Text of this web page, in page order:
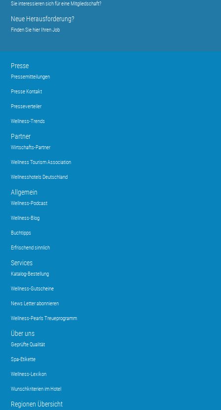
Sie interessieren sich für eine Mitgliedschaft?
Neue Herausforderung?
Finden Sie hier Ihren Job
Presse
Pressemitteilungen
Presse Kontakt
Presseverteiler
Wellness-Trends
Partner
Wirtschafts-Partner
Wellness Tourism Association
Wellnesshotels Deutschland
Allgemein
Wellness-Podcast
Wellness-Blog
Buchtipps
Erfrischend sinnlich
Services
Katalog-Bestellung
Wellness-Gutscheine
News Letter abonnieren
Wellness-Pearls Treueprogramm
Über uns
Geprüfte Qualität
Spa-Etikette
Wellness-Lexikon
Wunschkriterien im Hotel
Regionen Übersicht